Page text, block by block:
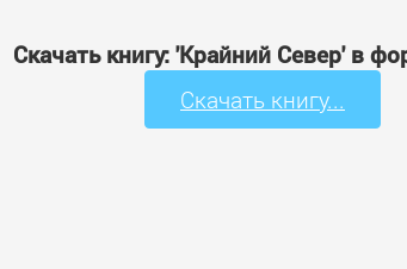
Скачать книгу: 'Крайний Север' в
Скачать книгу...